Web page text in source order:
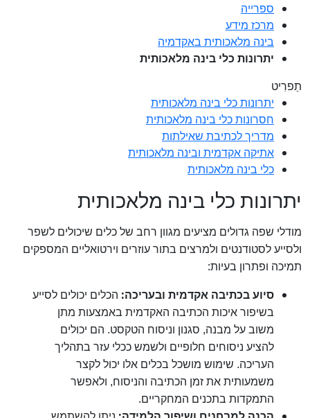
ספרייה
מרכז מידע
בינה מלאכותית באקדמיה
יתרונות כלי בינה מלאכותית
תַפרִיט
יתרונות כלי בינה מלאכותית
חסרונות כלי בינה מלאכותית
מדריך לכתיבת שאילתות
אתיקה אקדמית ובינה מלאכותית
כלי בינה מלאכותית
יתרונות כלי בינה מלאכותית
מודלי שפה גדוליםמציעים מגוון רחב של כלים שיכולים לשפר
ולסייע לסטודנטים ולמרצים בתור עוזרים וירטואליים המספקים
תמיכה ופתרון בעיות:
סיוע בכתיבה אקדמית ובעריכה:הכלים יכולים לסייע
בשיפור איכות הכתיבה האקדמית באמצעות מתן
משוב על מבנה, סגנון וניסוח הטקסט. הם יכולים
להציע ניסוחים חלופיים ולשמש ככלי עזר בתהליך
העריכה.שימוש מושכל בכלים אלו יכול לקצר
משמעותית את זמן הכתיבה והניסוח, ולאפשר
התמקדות בתכנים המחקריים.